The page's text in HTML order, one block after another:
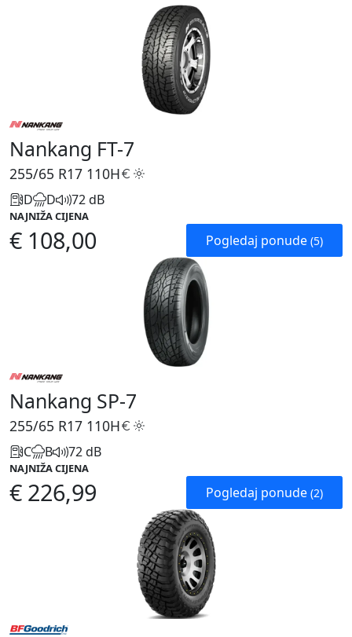
Nankang FT-7
255/65 R17 110H
D D 72 dB
NAJNIŽA CIJENA
€ 108,00 Pogledaj ponude (5)
Nankang SP-7
255/65 R17 110H
C B 72 dB
NAJNIŽA CIJENA
€ 226,99 Pogledaj ponude (2)